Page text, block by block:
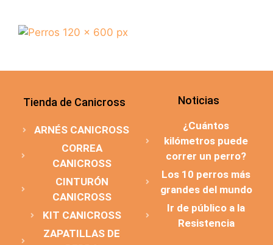
Tienda de Canicross
ARNÉS CANICROSS
CORREA
CANICROSS
CINTURÓN
CANICROSS
KIT CANICROSS
ZAPATILLAS DE
Noticias
¿Cuántos
kilómetros puede
correr un perro?
Los 10 perros más
grandes del mundo
Ir de público a la
Resistencia